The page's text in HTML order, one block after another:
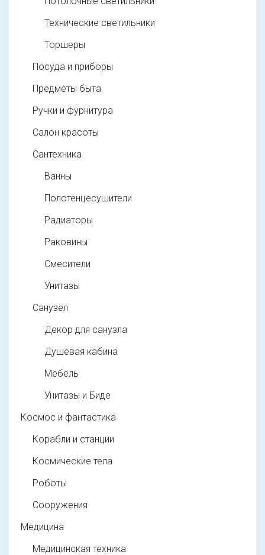
Технические светильники
Торшеры
Посуда и приборы
Предметы быта
Ручки и фурнитура
Салон красоты
Сантехника
Ванны
Полотенцесушители
Радиаторы
Раковины
Смесители
Унитазы
Санузел
Декор для санузла
Душевая кабина
Мебель
Унитазы и Биде
Космос и фантастика
Корабли и станции
Космические тела
Роботы
Сооружения
Медицина
Медицинская техника